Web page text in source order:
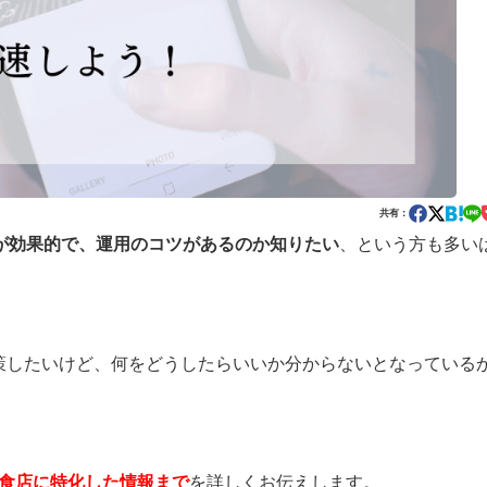
共有：
果的で、運用のコツがあるのか知りたい 、という方も多い
たいけど、何をどうしたらいいか分からないとなっている
店に特化した情報までを詳しくお伝えします。